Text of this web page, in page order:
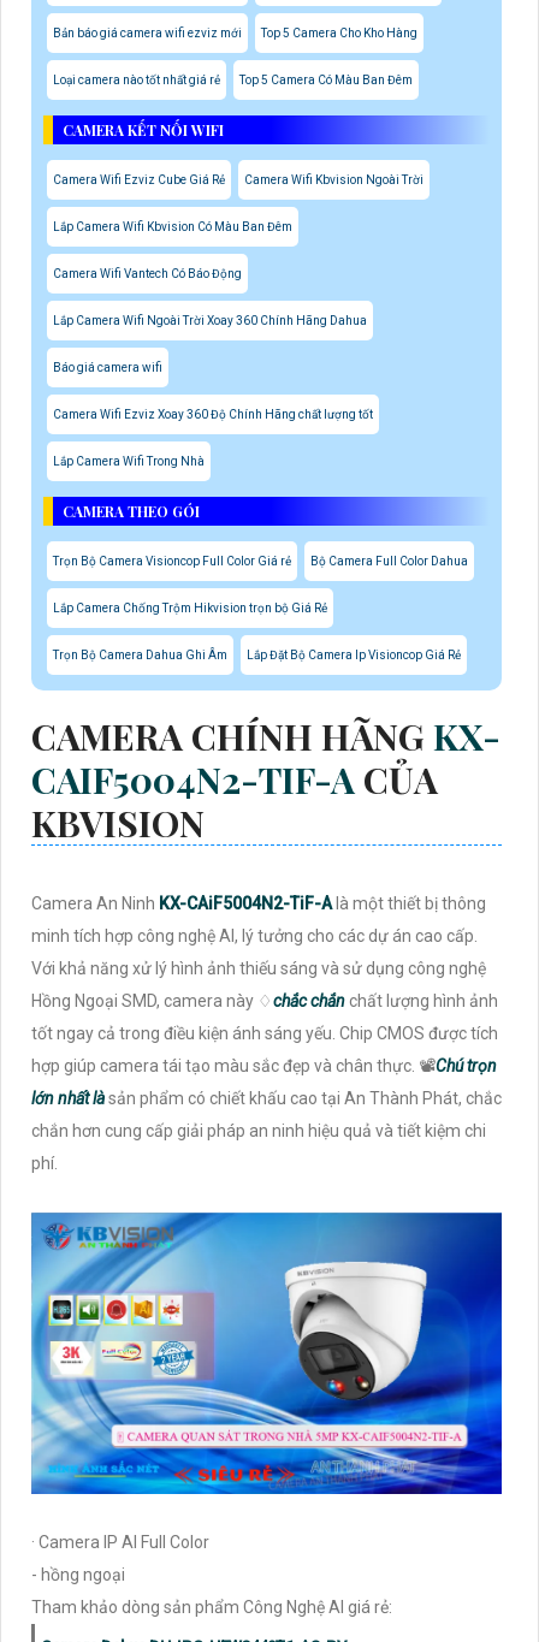
Bản báo giá camera wifi ezviz mới Top 5 Camera Cho Kho Hàng
Loại camera nào tốt nhất giá rẻ Top 5 Camera Có Màu Ban Đêm
CAMERA KẾT NỐI WIFI
Camera Wifi Ezviz Cube Giá Rẻ Camera Wifi Kbvision Ngoài Trời
Lắp Camera Wifi Kbvision Có Màu Ban Đêm
Camera Wifi Vantech Có Báo Động
Lắp Camera Wifi Ngoài Trời Xoay 360 Chính Hãng Dahua
Báo giá camera wifi
Camera Wifi Ezviz Xoay 360 Độ Chính Hãng chất lượng tốt
Lắp Camera Wifi Trong Nhà
CAMERA THEO GÓI
Trọn Bộ Camera Visioncop Full Color Giá rẻ Bộ Camera Full Color Dahua
Lắp Camera Chống Trộm Hikvision trọn bộ Giá Rẻ
Trọn Bộ Camera Dahua Ghi Âm Lắp Đặt Bộ Camera Ip Visioncop Giá Rẻ
CAMERA CHÍNH HÃNG KX-
CAIF5004N2-TIF-A CỦA
KBVISION
Camera An Ninh KX-CAiF5004N2-TiF-A là một thiết bị thông
minh tích hợp công nghệ AI, lý tưởng cho các dự án cao cấp.
Với khả năng xử lý hình ảnh thiếu sáng và sử dụng công nghệ
Hồng Ngoại SMD, camera này ♢chắc chắnchất lượng hình ảnh
tốt ngay cả trong điều kiện ánh sáng yếu. Chip CMOS được tích
hợp giúp camera tái tạo màu sắc đẹp và chân thực. 📽Chú trọn
lớn nhất làsản phẩm có chiết khấu cao tại An Thành Phát, chắc
chắn hơn cung cấp giải pháp an ninh hiệu quả và tiết kiệm chi
phí.
· Camera IP AI Full Color
- hồng ngoại
Tham khảo dòng sản phẩm Công Nghệ AI giá rẻ: